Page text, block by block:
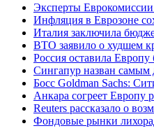
Эксперты
Инфляция в Еврозоне
Италия заключила
ВТО заявило о худшем
Россия оставила
Сингапур назван самым
Босс Goldman Sachs:
Анкара согреет Европу
Reuters рассказало о
Фондовые рынки